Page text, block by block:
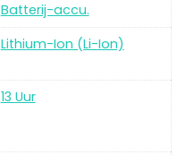
Batterij-accu.
Lithium-Ion (Li-Ion)
13 Uur